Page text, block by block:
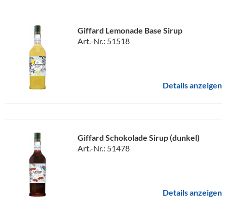
Giffard Lemonade Base Sirup
Art.-Nr.: 51518
Details anzeigen
Giffard Schokolade Sirup (dunkel)
Art.-Nr.: 51478
Details anzeigen